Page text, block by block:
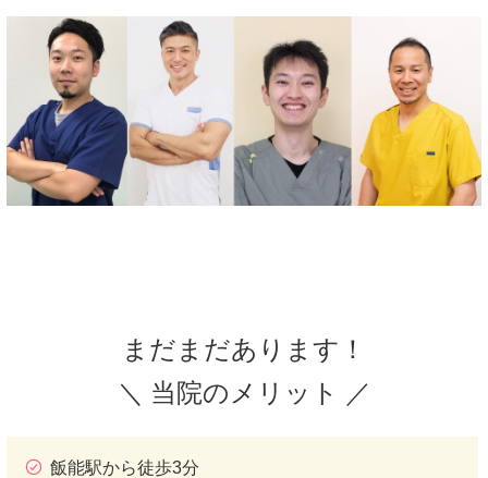
まだまだあります！
＼ 当院のメリット ／
飯能駅から徒歩3分